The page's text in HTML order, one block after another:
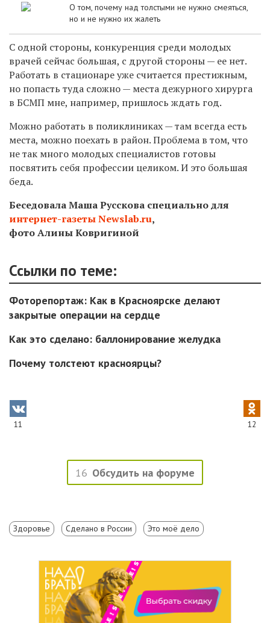
О том, почему над толстыми не нужно смеяться,
но и не нужно их жалеть
С одной стороны, конкуренция среди молодых
врачей сейчас большая, с другой стороны — ее нет.
Работать в стационаре уже считается престижным,
но попасть туда сложно — места дежурного хирурга
в БСМП мне, например, пришлось ждать год.
Можно работать в поликлиниках — там всегда есть
места, можно поехать в район. Проблема в том, что
не так много молодых специалистов готовы
посвятить себя профессии целиком. И это большая
беда.
Беседовала Маша Русскова специально для
интернет-газеты Newslab.ru,
фото Алины Ковригиной
Ссылки по теме:
Фоторепортаж: Как в Красноярске делают
закрытые операции на сердце
Как это сделано: баллонирование желудка
Почему толстеют красноярцы?
11 12
16 Обсудить на форуме
Здоровье Сделано в России Это моё дело